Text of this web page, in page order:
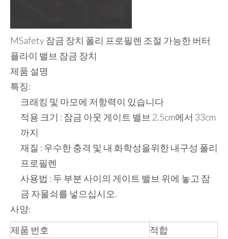
MSafety 잠금 장치 폴리 프로필렌 조절 가능한 버터
플라이 밸브 잠금 장치
제품 설명
특징:
크래킹 및 마모에 저항력이 있습니다
적용 크기 : 잠금 아웃 게이트 밸브 2.5cm에서 33cm
까지
재질 : 우수한 충격 및 내 화학성을위한 내구성 폴리
프로필렌
사용법 : 두 부분 사이의 게이트 밸브 위에 놓고 잠
금 자물쇠를 넣으십시오.
사양:
제품 번호
적합